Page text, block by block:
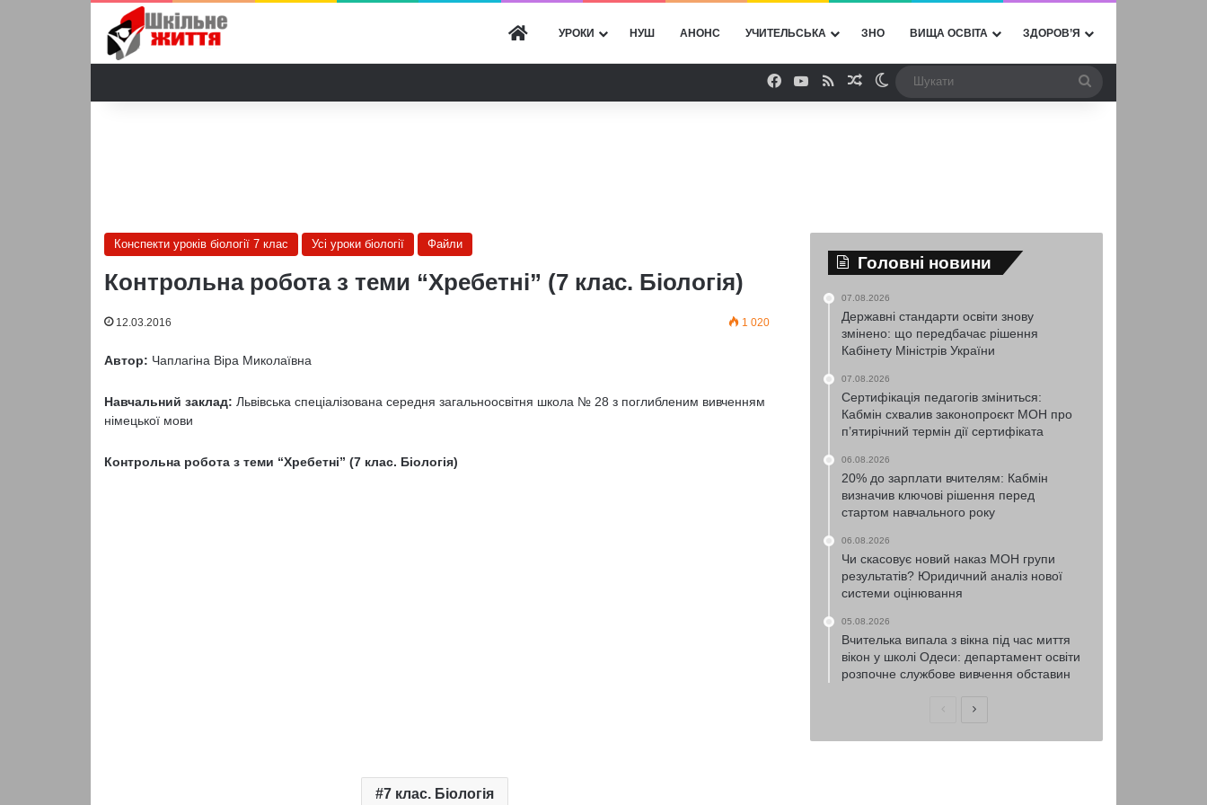
ГОЛОВНА
УРОКИ НУШ АНОНС УЧИТЕЛЬСЬКА ЗНО ВИЩА ОСВІТА ЗДОРОВ’Я
Facebook
YouTube
RSSВипадкова стаття
Switch skin
Конспекти уроків біології 7 клас Усі уроки біології Файли
Контрольна робота з теми “Хребетні” (7 клас. Біологія)
12.03.2016 1 020
Автор: Чаплагіна Віра Миколаївна
Навчальний заклад: Львівська спеціалізована середня загальноосвітня школа № 28 з поглибленим вивченням
німецької мови
Контрольна робота з теми “Хребетні” (7 клас. Біологія)
7 клас. Біологія
Головні новини
07.08.2026
Державні стандарти освіти знову
змінено: що передбачає рішення
Кабінету Міністрів України
07.08.2026
Сертифікація педагогів зміниться:
Кабмін схвалив законопроєкт МОН про
п’ятирічний термін дії сертифіката
06.08.2026
20% до зарплати вчителям: Кабмін
визначив ключові рішення перед
стартом навчального року
06.08.2026
Чи скасовує новий наказ МОН групи
результатів? Юридичний аналіз нової
системи оцінювання
05.08.2026
Вчителька випала з вікна під час миття
вікон у школі Одеси: департамент освіти
розпочне службове вивчення обставин
ПопередняНаступна